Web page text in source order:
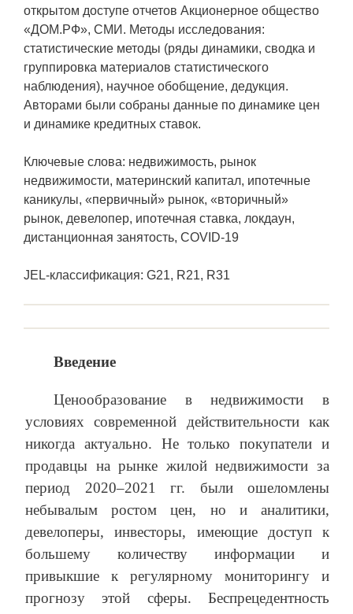
открытом доступе отчетов Акционерное общество
«ДОМ.РФ», СМИ. Методы исследования:
статистические методы (ряды динамики, сводка и
группировка материалов статистического
наблюдения), научное обобщение, дедукция.
Авторами были собраны данные по динамике цен
и динамике кредитных ставок.
Ключевые слова: недвижимость, рынок
недвижимости, материнский капитал, ипотечные
каникулы, «первичный» рынок, «вторичный»
рынок, девелопер, ипотечная ставка, локдаун,
дистанционная занятость, COVID-19
JEL-классификация: G21, R21, R31
Введение
Ценообразование в недвижимости в
условиях современной действительности как
никогда актуально. Не только покупатели и
продавцы на рынке жилой недвижимости за
период 2020–2021 гг. были ошеломлены
небывалым ростом цен, но и аналитики,
девелоперы, инвесторы, имеющие доступ к
большему количеству информации и
привыкшие к регулярному мониторингу и
прогнозу этой сферы. Беспрецедентность